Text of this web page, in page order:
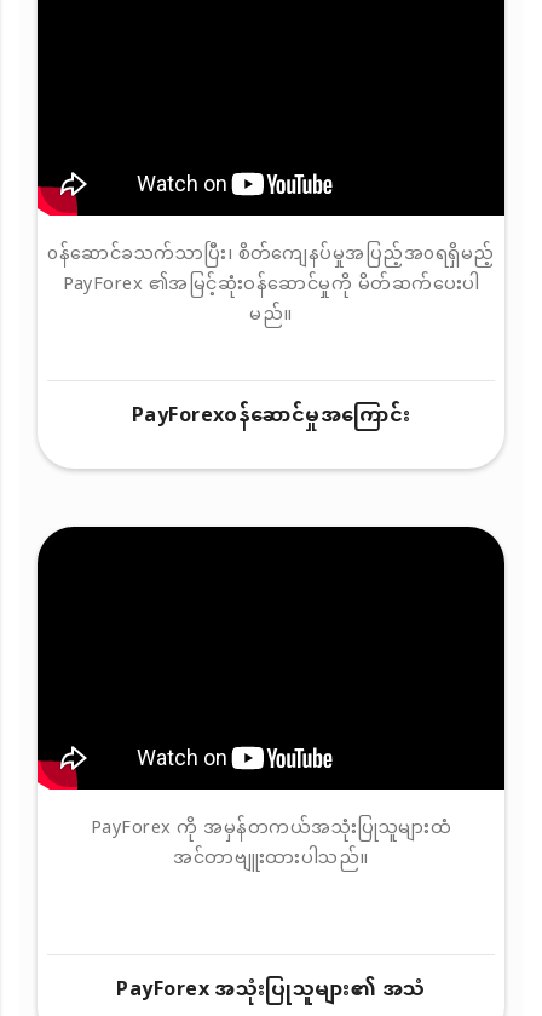
၀န်ဆောင်ခသက်သာပြီး၊ စိတ်ကျေနပ်မှုအပြည့်အ၀ရရှိမည့်
PayForex ၏အမြင့်ဆုံးဝန်ဆောင်မှုကို မိတ်ဆက်ပေးပါ
မည်။
PayForex၀န်ဆောင်မှုအကြောင်း
PayForex ကို အမှန်တကယ်အသုံးပြုသူများထံ
အင်တာဗျူးထားပါသည်။
PayForex အသုံးပြုသူများ၏ အသံ